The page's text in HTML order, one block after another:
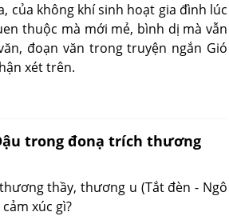
của không khí sinh hoạt gia đình lúc
thuộc mà mới mẻ, bình dị mà vẫn
đoạn văn trong truyện ngắn Gió
xét trên.
trong đonạ trích thương
thầy, thương u (Tắt đèn - Ngô
xúc gì?